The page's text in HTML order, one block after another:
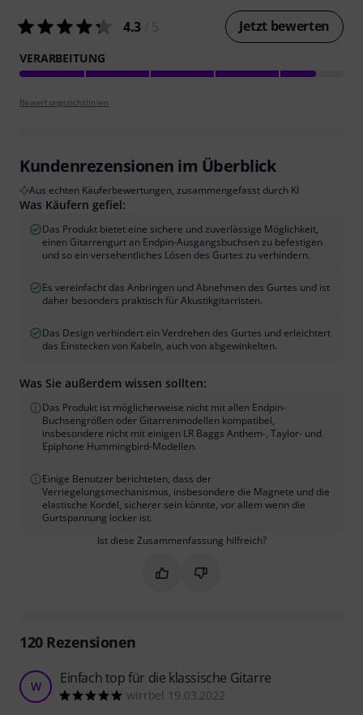
4.3 Jetzt bewerten
VERARBEITUNG
Bewertungsrichtlinien
Kundenrezensionen im Überblick
Aus echten Käuferbewertungen, zusammengefasst durch KI
Was Käufern gefiel:
Das Produkt bietet eine sichere und zuverlässige Möglichkeit,
einen Gitarrengurt an Endpin-Ausgangsbuchsen zu befestigen
und so ein versehentliches Lösen des Gurtes zu verhindern.
Es vereinfacht das Anbringen und Abnehmen des Gurtes und ist
daher besonders praktisch für Akustikgitarristen.
Das Design verhindert ein Verdrehen des Gurtes und erleichtert
das Einstecken von Kabeln, auch von abgewinkelten.
Was Sie außerdem wissen sollten:
Das Produkt ist möglicherweise nicht mit allen Endpin-
Buchsengrößen oder Gitarrenmodellen kompatibel,
insbesondere nicht mit einigen LR Baggs Anthem-, Taylor- und
Epiphone Hummingbird-Modellen.
Einige Benutzer berichteten, dass der
Verriegelungsmechanismus, insbesondere die Magnete und die
elastische Kordel, sicherer sein könnte, vor allem wenn die
Gurtspannung locker ist.
Ist diese Zusammenfassung hilfreich?
Markieren Sie diese
Markieren Sie diese
120Rezensionen
W Einfach top für die klassische Gitarre
wirrbel 19.03.2022